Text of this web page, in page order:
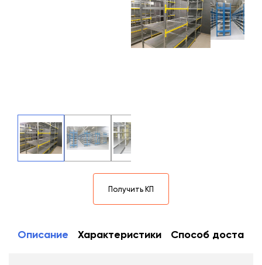
Получить КП
Описание Характеристики Способ доставки